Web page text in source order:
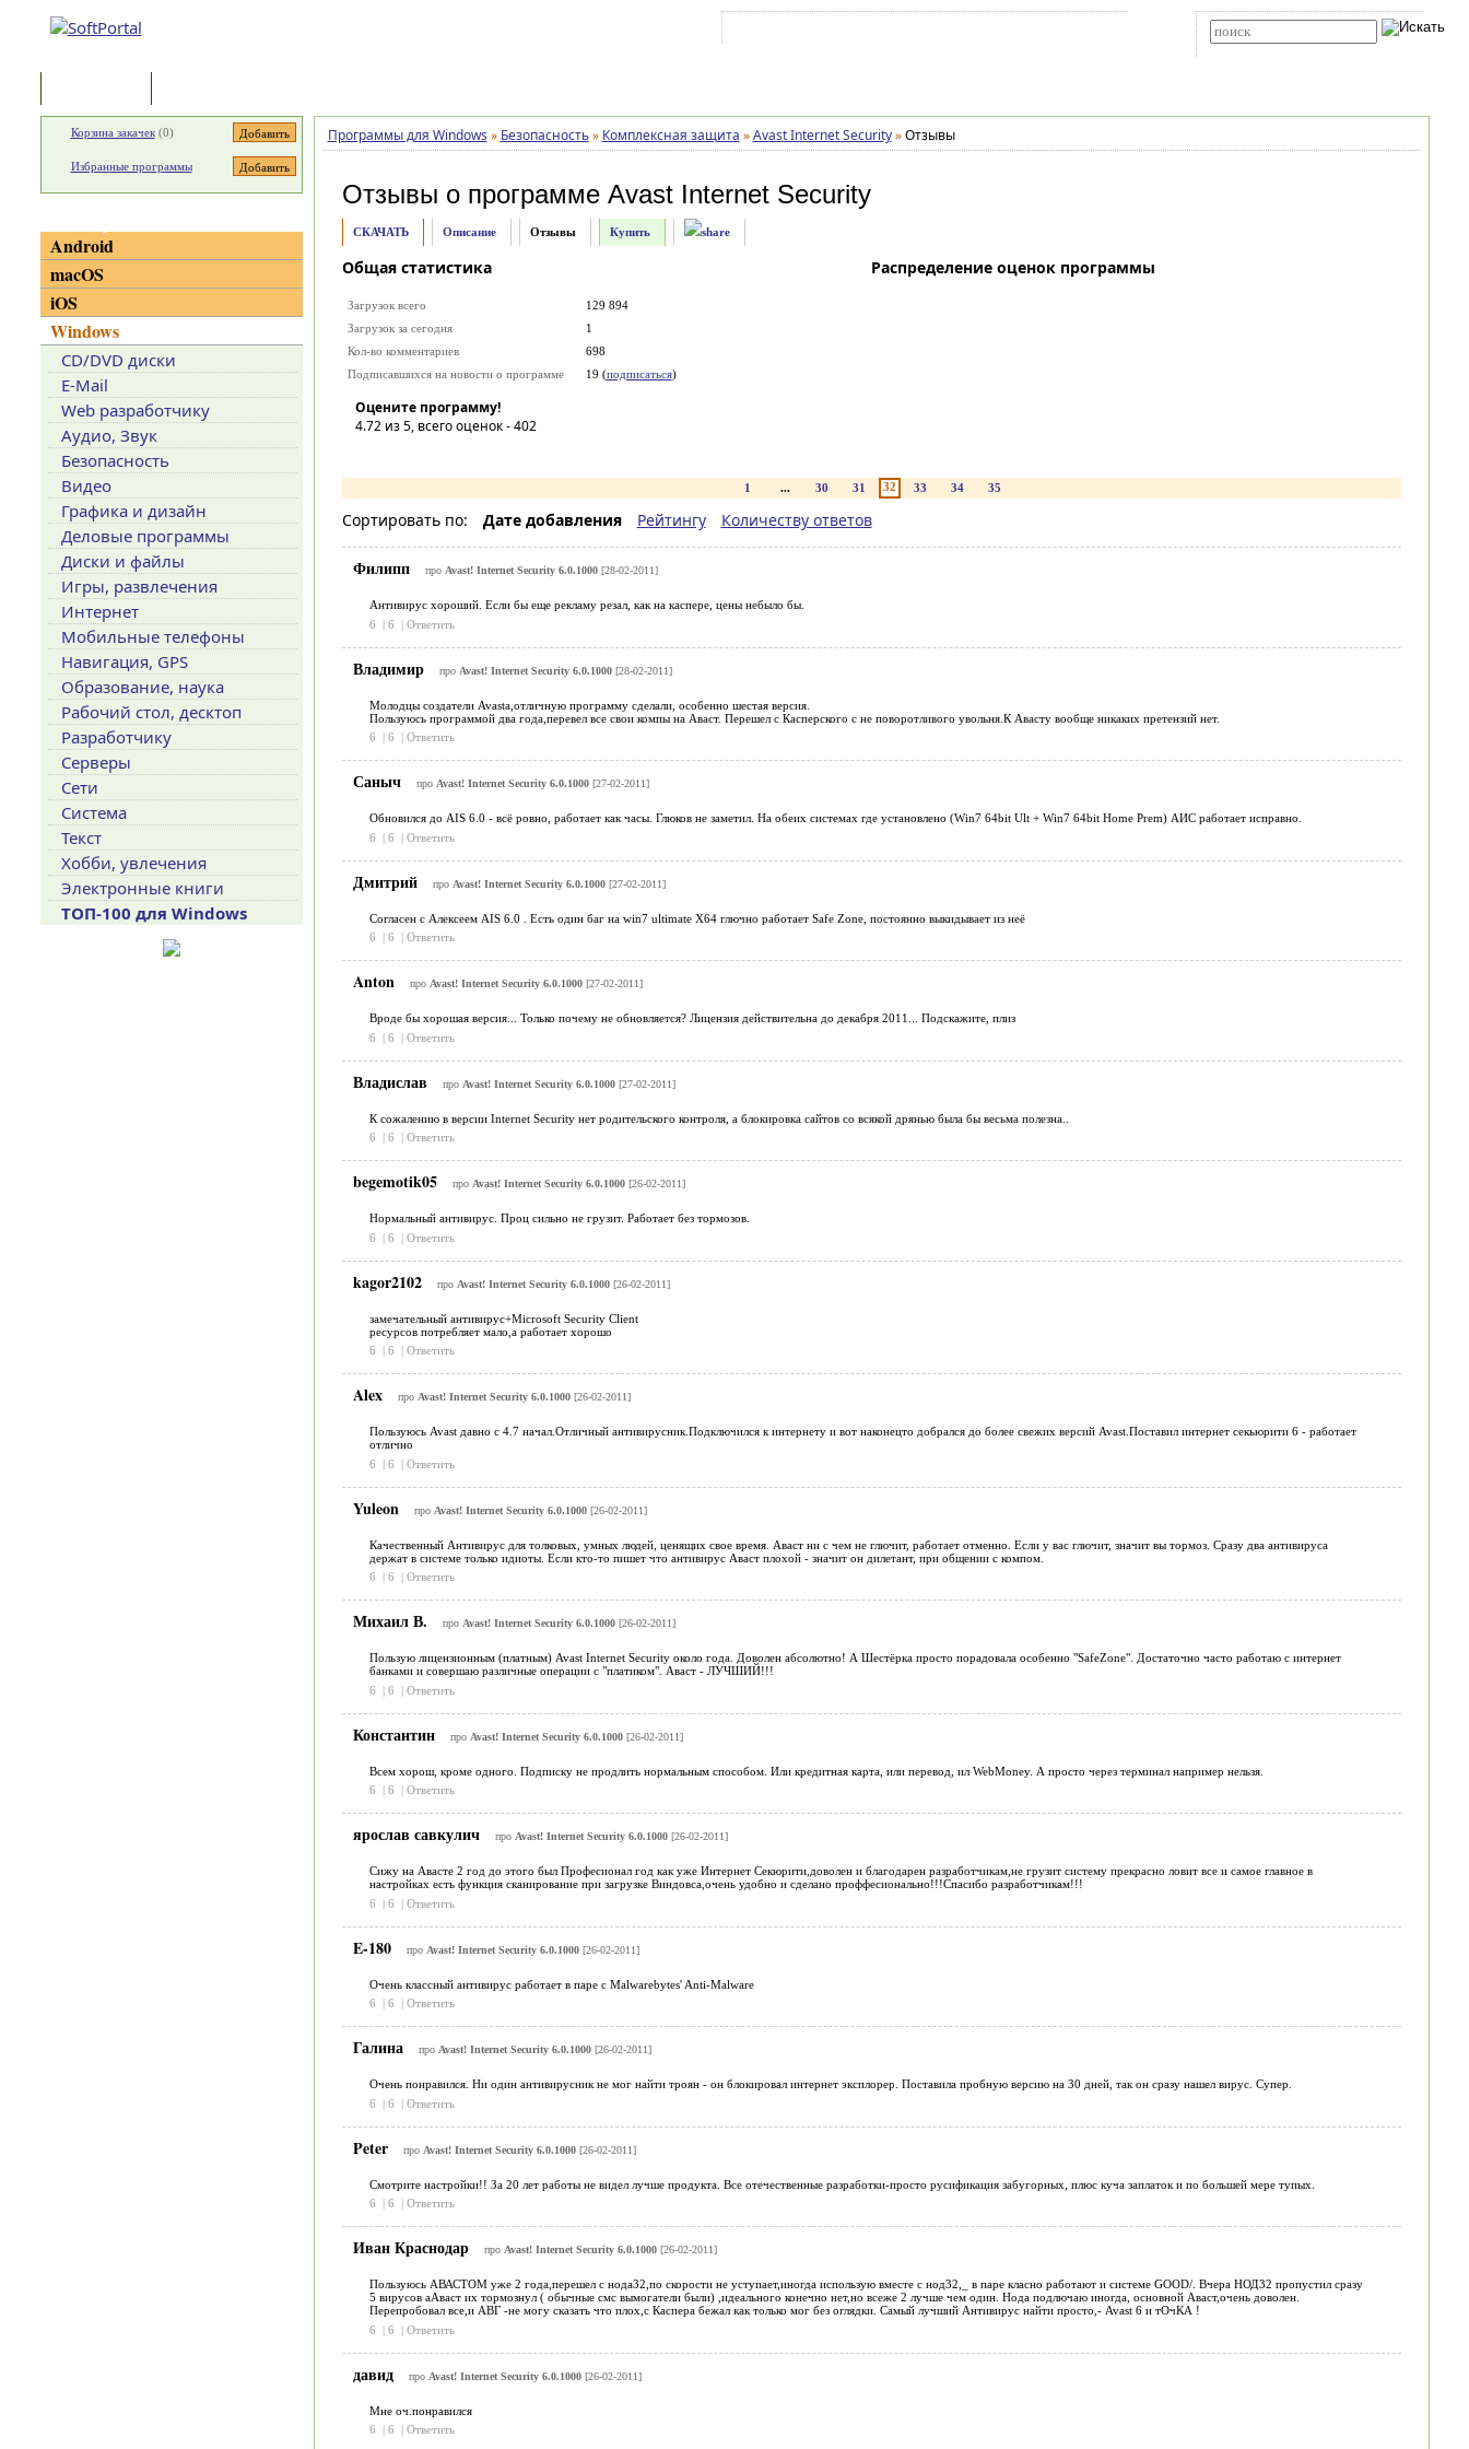
Программы для Windows » Безопасность » Комплексная защита » Avast Internet Security » Отзывы
Отзывы о программе Avast Internet Security
СКАЧАТЬ Описание Отзывы Купить
Общая статистика
Загрузок всего
129 894
Загрузок за сегодня
1
Кол-во комментариев
698
Подписавшихся на новости о программе
19 (подписаться)
Оцените программу!
4.72из 5, всего оценок -402
Распределение оценок программы
1 ... 30 31 32 33 34 35
Сортировать по: Дате добавления Рейтингу Количеству ответов
Филипп про Avast! Internet Security 6.0.1000[28-02-2011]
Антивирус хороший. Если бы еще рекламу резал, как на каспере, цены небыло бы.
6
| 6 | Ответить
Владимир про Avast! Internet Security 6.0.1000[28-02-2011]
Молодцы создатели Avasta,отличную программу сделали, особенно шестая версия.
Пользуюсь программой два года,перевел все свои компы на Аваст. Перешел с Касперского с не поворотливого увольня.К Авасту вообще никаких претензий нет.
6
| 6 | Ответить
Саныч про Avast! Internet Security 6.0.1000[27-02-2011]
Обновился до АIS 6.0 - всё ровно, работает как часы. Глюков не заметил. На обеих системах где установлено (Win7 64bit Ult + Win7 64bit Home Prem) АИС работает исправно.
6
| 6 | Ответить
Дмитрий про Avast! Internet Security 6.0.1000[27-02-2011]
Согласен с Алексеем АIS 6.0 . Есть один баг на win7 ultimate Х64 глючно работает Safe Zone, постоянно выкидывает из неё
6
| 6 | Ответить
Anton про Avast! Internet Security 6.0.1000[27-02-2011]
Вроде бы хорошая версия... Только почему не обновляется? Лицензия действительна до декабря 2011... Подскажите, плиз
6
| 6 | Ответить
Владислав про Avast! Internet Security 6.0.1000[27-02-2011]
К сожалению в версии Internet Security нет родительского контроля, а блокировка сайтов со всякой дрянью была бы весьма полезна..
6
| 6 | Ответить
begemotik05 про Avast! Internet Security 6.0.1000[26-02-2011]
Нормальный антивирус. Проц сильно не грузит. Работает без тормозов.
6
| 6 | Ответить
kagor2102 про Avast! Internet Security 6.0.1000[26-02-2011]
замечательный антивирус+Microsoft Security Client
ресурсов потребляет мало,а работает хорошо
6
| 6 | Ответить
Alex про Avast! Internet Security 6.0.1000[26-02-2011]
Пользуюсь Avast давно с 4.7 начал.Отличный антивирусник.Подключился к интернету и вот наконецто добрался до более свежих версий Avast.Поставил интернет секьюрити 6 - работает
отлично
6
| 6 | Ответить
Yuleon про Avast! Internet Security 6.0.1000[26-02-2011]
Качественный Антивирус для толковых, умных людей, ценящих свое время. Аваст ни с чем не глючит, работает отменно. Если у вас глючит, значит вы тормоз. Сразу два антивируса
держат в системе только идиоты. Если кто-то пишет что антивирус Аваст плохой - значит он дилетант, при общении с компом.
6
| 6 | Ответить
Михаил В. про Avast! Internet Security 6.0.1000[26-02-2011]
Пользую лицензионным (платным) Avast Internet Security около года. Доволен абсолютно! А Шестёрка просто порадовала особенно "SafeZone". Достаточно часто работаю с интернет
банками и совершаю различные операции с "платиком". Аваст - ЛУЧШИЙ!!!
6
| 6 | Ответить
Константин про Avast! Internet Security 6.0.1000[26-02-2011]
Всем хорош, кроме одного. Подписку не продлить нормальным способом. Или кредитная карта, или перевод, ил WebMoney. А просто через терминал например нельзя.
6
| 6 | Ответить
ярослав савкулич про Avast! Internet Security 6.0.1000[26-02-2011]
Сижу на Авасте 2 год до этого был Професионал год как уже Интернет Секюрити,доволен и благодарен разработчикам,не грузит систему прекрасно ловит все и самое главное в
настройках есть функция сканирование при загрузке Виндовса,очень удобно и сделано проффесионально!!!Спасибо разработчикам!!!
6
| 6 | Ответить
E-180 про Avast! Internet Security 6.0.1000[26-02-2011]
Очень классный антивирус работает в паре с Malwarebytes' Anti-Malware
6
| 6 | Ответить
Галина про Avast! Internet Security 6.0.1000[26-02-2011]
Очень понравился. Ни один антивирусник не мог найти троян - он блокировал интернет эксплорер. Поставила пробную версию на 30 дней, так он сразу нашел вирус. Супер.
6
| 6 | Ответить
Peter про Avast! Internet Security 6.0.1000[26-02-2011]
Смотрите настройки!! За 20 лет работы не видел лучше продукта. Все отечественные разработки-просто русификация забугорных, плюс куча заплаток и по большей мере тупых.
6
| 6 | Ответить
Иван Краснодар про Avast! Internet Security 6.0.1000[26-02-2011]
Пользуюсь АВАСТОМ уже 2 года,перешел с нода32,по скорости не уступает,иногда использую вместе с нод32,_ в паре класно работают и системе GOOD/. Вчера НОД32 пропустил сразу
5 вирусов аАваст их тормознул ( обычные смс вымогатели были) ,идеального конечно нет,но всеже 2 лучше чем один. Нода подлючаю иногда, основной Аваст,очень доволен.
Перепробовал все,и АВГ -не могу сказать что плох,с Каспера бежал как только мог без оглядки. Самый лучший Антивирус найти просто,- Avast 6 и тОчКА !
6
| 6 | Ответить
давид про Avast! Internet Security 6.0.1000[26-02-2011]
Мне оч.понравился
6
| 6 | Ответить
Корзина закачек(0)
Избранные программы
Android
macOS
iOS
Windows
CD/DVD диски
E-Mail
Web разработчику
Аудио, Звук
Безопасность
Видео
Графика и дизайн
Деловые программы
Диски и файлы
Игры, развлечения
Интернет
Мобильные телефоны
Навигация, GPS
Образование, наука
Рабочий стол, десктоп
Разработчику
Серверы
Сети
Система
Текст
Хобби, увлечения
Электронные книги
ТОП-100 для Windows